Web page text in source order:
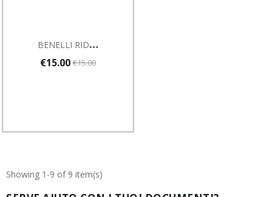
B
ENELLI RIDUTTORE IN POLIMERO A 3 COLPI CAL. 12
€15.00 €15.00
Showing 1-9 of 9 item(s)